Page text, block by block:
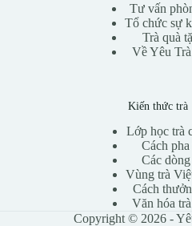
Tư vấn
Tổ chức sự
Trà quà
Về Yêu
Kiến thức trà
Lớp học trà
Cách pha
Các dòng
Vùng trà
Cách
Văn hóa
Copyright © 2026 -